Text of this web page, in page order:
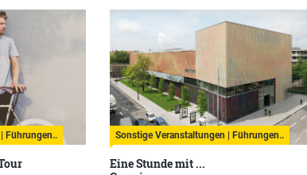
Führungen.. Sonstige Veranstaltungen | Führungen..
Eine Stunde mit ...